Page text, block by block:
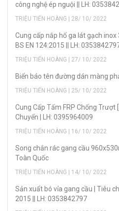
công nghệ ép nguội || LH:
TRIỆU TIẾN HOÀNG | 28/ 10/ 2022
Cung cấp nắp hố ga lát gạch inox
BS EN 124:2015 || LH:
TRIỆU TIẾN HOÀNG | 27/ 10/ 2022
Biển báo tên đường dán màng
TRIỆU TIẾN HOÀNG | 25/ 10/ 2022
Cung Cấp Tấm FRP Chống Trượt
Chuyển | LH: 0395964009
TRIỆU TIẾN HOÀNG | 16/ 10/ 2022
Song chắn rác gang cầu
Toàn Quốc
TRIỆU TIẾN HOÀNG | 14/ 10/ 2022
Sản xuẩt bó vỉa gang cầu | Tiêu
2015 || LH: 0353842797